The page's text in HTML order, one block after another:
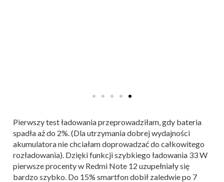
Pierwszy test ładowania przeprowadziłam, gdy bateria
spadła aż do 2%. (Dla utrzymania dobrej wydajności
akumulatora nie chciałam doprowadzać do całkowitego
rozładowania). Dzięki funkcji szybkiego ładowania 33 W
pierwsze procenty w Redmi Note 12 uzupełniały się
bardzo szybko. Do 15% smartfon dobił zaledwie po 7